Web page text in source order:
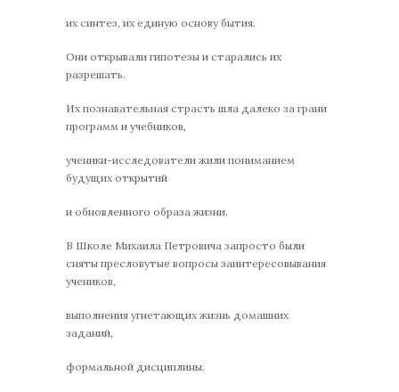
их синтез, их единую основу бытия.
Они открывали гипотезы и старались их
разрешать.
Их познавательная страсть шла далеко за грани
программ и учебников,
ученики-исследователи жили пониманием
будущих открытий
и обновленного образа жизни.
В Школе Михаила Петровича запросто были
сняты пресловутые вопросы заинтересовывания
учеников,
выполнения угнетающих жизнь домашних
заданий,
формальной дисциплины.